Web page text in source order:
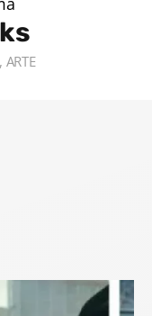
ARTE